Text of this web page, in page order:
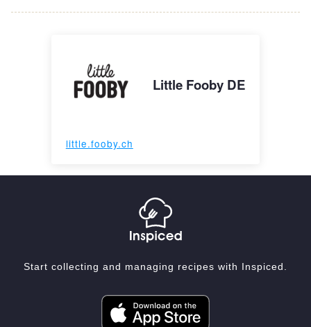
Little Fooby DE
little.fooby.ch
Start collecting and managing recipes with Inspiced.